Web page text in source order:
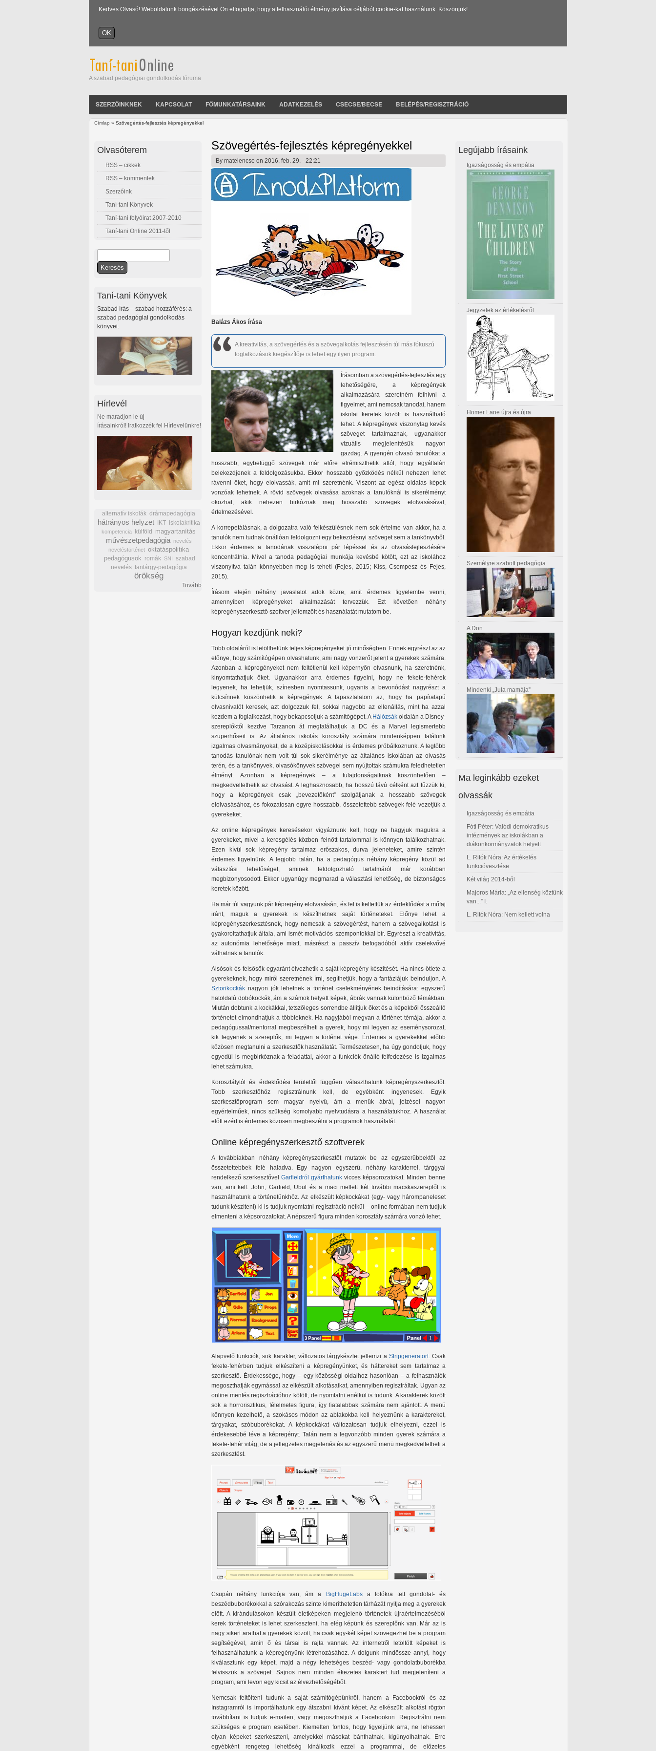
Kedves Olvasó! Weboldalunk böngészésével Ön elfogadja, hogy a felhasználói élmény javítása céljából cookie-kat használunk. Köszönjük!
A szabad pedagógiai gondolkodás fóruma
SZERZŐINKNEK KAPCSOLAT FŐMUNKATÁRSAINK ADATKEZELÉS CSECSE/BECSE BELÉPÉS/REGISZTRÁCIÓ
Címlap » Szövegértés-fejlesztés képregényekkel
Szövegértés-fejlesztés képregényekkel
By matelencse on 2016. feb. 29. - 22:21
Balázs Ákos írása
A kreativitás, a szövegértés és a szövegalkotás fejlesztésén túl más fókuszú
foglalkozások kiegészítője is lehet egy ilyen program.
Írásomban a szövegértés-fejlesztés egy
lehetőségére, a képregények
alkalmazására szeretném felhívni a
figyelmet, ami nemcsak tanodai, hanem
iskolai keretek között is használható
lehet. A képregények viszonylag kevés
szöveget tartalmaznak, ugyanakkor
vizuális megjelenítésük nagyon
gazdag. A gyengén olvasó tanulókat a
hosszabb, egybefüggő szövegek már előre elrémiszthetik attól, hogy egyáltalán
belekezdjenek a feldolgozásukba. Ekkor hosszabb győzködés nélkül nehezen lehet
rávenni őket, hogy elolvassák, amit mi szeretnénk. Viszont az egész oldalas képek
vonzóak lehetnek. A rövid szövegek olvasása azoknak a tanulóknál is sikerélményt
okozhat, akik nehezen birkóznak meg hosszabb szövegek elolvasásával,
értelmezésével.
A korrepetálásnak, a dolgozatra való felkészülésnek nem sok értelme van akkor, ha a
tanulók nem tudnak önállóan feldolgozni egy bekezdésnyi szöveget sem a tankönyvből.
Ekkor érdemes a tanodának visszalépni pár lépéssel és az olvasásfejlesztésére
koncentrálnia. Mivel a tanoda pedagógiai munkája kevésbé kötött, ezt az iskolához
viszonyítva talán könnyebben meg is teheti (Fejes, 2015; Kiss, Csempesz és Fejes,
2015).
Írásom elején néhány javaslatot adok közre, amit érdemes figyelembe venni,
amennyiben képregényeket alkalmazását tervezzük. Ezt követően néhány
képregényszerkesztő szoftver jellemzőit és használatát mutatom be.
Hogyan kezdjünk neki?
Több oldaláról is letölthetünk teljes képregényeket jó minőségben. Ennek egyrészt az az
előnye, hogy számítógépen olvashatunk, ami nagy vonzerőt jelent a gyerekek számára.
Azonban a képregényeket nem feltétlenül kell képernyőn olvasnunk, ha szeretnénk,
kinyomtathatjuk őket. Ugyanakkor arra érdemes figyelni, hogy ne fekete-fehérek
legyenek, ha tehetjük, színesben nyomtassunk, ugyanis a bevonódást nagyrészt a
külcsínnek köszönhetik a képregények. A tapasztalatom az, hogy ha papíralapú
olvasnivalót keresek, azt dolgozzuk fel, sokkal nagyobb az ellenállás, mint ha azzal
kezdem a foglalkozást, hogy bekapcsoljuk a számítógépet. A Hálózsák oldalán a Disney-
szereplőktől kezdve Tarzanon át megtalálhatjuk a DC és a Marvel legismertebb
szuperhőseit is. Az általános iskolás korosztály számára mindenképpen találunk
izgalmas olvasmányokat, de a középiskolásokkal is érdemes próbálkoznunk. A legtöbb
tanodás tanulónak nem volt túl sok sikerélménye az általános iskolában az olvasás
terén, és a tankönyvek, olvasókönyvek szövegei sem nyújtottak számukra feledhetetlen
élményt. Azonban a képregények – a tulajdonságaiknak köszönhetően –
megkedveltethetik az olvasást. A leghasznosabb, ha hosszú távú célként azt tűzzük ki,
hogy a képregények csak „bevezetőként” szolgáljanak a hosszabb szövegek
elolvasásához, és fokozatosan egyre hosszabb, összetettebb szövegek felé vezetjük a
gyerekeket.
Az online képregények keresésekor vigyáznunk kell, hogy ne hagyjuk magukra a
gyerekeket, mivel a keresgélés közben felnőtt tartalommal is könnyen találkozhatnak.
Ezen kívül sok képregény tartalmaz erőszakos, durva jeleneteket, amire szintén
érdemes figyelnünk. A legjobb talán, ha a pedagógus néhány képregény közül ad
választási lehetőséget, aminek feldolgozható tartalmáról már korábban
megbizonyosodott. Ekkor ugyanúgy megmarad a választási lehetőség, de biztonságos
keretek között.
Ha már túl vagyunk pár képregény elolvasásán, és fel is keltettük az érdeklődést a műfaj
iránt, maguk a gyerekek is készíthetnek saját történeteket. Előnye lehet a
képregényszerkesztésnek, hogy nemcsak a szövegértést, hanem a szövegalkotást is
gyakoroltathatjuk általa, ami ismét motivációs szempontokkal bír. Egyrészt a kreativitás,
az autonómia lehetősége miatt, másrészt a passzív befogadóból aktív cselekvővé
válhatnak a tanulók.
Alsósok és felsősök egyaránt élvezhetik a saját képregény készítését. Ha nincs ötlete a
gyerekeknek, hogy miről szeretnének írni, segíthetjük, hogy a fantáziájuk beinduljon. A
Sztorikockák nagyon jók lehetnek a történet cselekményének beindítására: egyszerű
hatoldalú dobókockák, ám a számok helyett képek, ábrák vannak különböző témákban.
Miután dobtunk a kockákkal, tetszőleges sorrendbe állítjuk őket és a képekből összeálló
történetet elmondhatjuk a többieknek. Ha nagyjából megvan a történet témája, akkor a
pedagógussal/mentorral megbeszélheti a gyerek, hogy mi legyen az eseménysorozat,
kik legyenek a szereplők, mi legyen a történet vége. Érdemes a gyerekekkel előbb
közösen megtanulni a szerkesztők használatát. Természetesen, ha úgy gondoljuk, hogy
egyedül is megbirkóznak a feladattal, akkor a funkciók önálló felfedezése is izgalmas
lehet számukra.
Korosztálytól és érdeklődési területtől függően választhatunk képregényszerkesztőt.
Több szerkesztőhöz regisztrálnunk kell, de egyébként ingyenesek. Egyik
szerkesztőprogram sem magyar nyelvű, ám a menük ábrái, jelzései nagyon
egyértelműek, nincs szükség komolyabb nyelvtudásra a használatukhoz. A használat
előtt ezért is érdemes közösen megbeszélni a programok használatát.
Online képregényszerkesztő szoftverek
A továbbiakban néhány képregényszerkesztőt mutatok be az egyszerűbbektől az
összetettebbek felé haladva. Egy nagyon egyszerű, néhány karakterrel, tárggyal
rendelkező szerkesztővel Garfieldról gyárthatunk vicces képsorozatokat. Minden benne
van, ami kell: John, Garfield, Ubul és a maci mellett két további macskaszereplőt is
használhatunk a történetünkhöz. Az elkészült képkockákat (egy- vagy hárompaneleset
tudunk készíteni) ki is tudjuk nyomtatni regisztráció nélkül– online formában nem tudjuk
elmenteni a képsorozatokat. A népszerű figura minden korosztály számára vonzó lehet.
Alapvető funkciók, sok karakter, változatos tárgykészlet jellemzi a Stripgeneratort. Csak
fekete-fehérben tudjuk elkészíteni a képregényünket, és háttereket sem tartalmaz a
szerkesztő. Érdekessége, hogy – egy közösségi oldalhoz hasonlóan – a felhasználók
megoszthatják egymással az elkészült alkotásaikat, amennyiben regisztráltak. Ugyan az
online mentés regisztrációhoz kötött, de nyomtatni enélkül is tudunk. A karakterek között
sok a horrorisztikus, félelmetes figura, így fiatalabbak számára nem ajánlott. A menü
könnyen kezelhető, a szokásos módon az ablakokba kell helyeznünk a karaktereket,
tárgyakat, szóbuborékokat. A képkockákat változatosan tudjuk elhelyezni, ezzel is
érdekesebbé téve a képregényt. Talán nem a legvonzóbb minden gyerek számára a
fekete-fehér világ, de a jellegzetes megjelenés és az egyszerű menü megkedveltetheti a
szerkesztést.
Csupán néhány funkciója van, ám a BigHugeLabsa fotókra tett gondolat- és
beszédbuborékokkal a szórakozás szinte kimeríthetetlen tárházát nyitja meg a gyerekek
előtt. A kirándulásokon készült életképeken megjelenő történetek újraértelmezéséből
kerek történeteket is lehet szerkeszteni, ha elég képünk és szereplőnk van. Már az is
nagy sikert arathat a gyerekek között, ha csak egy-két képet szövegezhet be a program
segítségével, amin ő és társai is rajta vannak. Az internetről letöltött képeket is
felhasználhatunk a képregényünk létrehozásához. A dolgunk mindössze annyi, hogy
kiválasztunk egy képet, majd a négy lehetséges beszéd- vagy gondolatbuborékba
felvisszük a szöveget. Sajnos nem minden ékezetes karaktert tud megjeleníteni a
program, ami levon egy kicsit az élvezhetőségéből.
Nemcsak feltölteni tudunk a saját számítógépünkről, hanem a Facebookról és az
Instagramról is importálhatunk egy átszabni kívánt képet. Az elkészült alkotást rögtön
továbbítani is tudjuk e-mailen, vagy megoszthatjuk a Facebookon. Regisztrálni nem
szükséges e program esetében. Kiemelten fontos, hogy figyeljünk arra, ne lehessen
olyan képeket szerkeszteni, amelyekkel másokat bánthatnak, kigúnyolhatnak. Erre
egyébként rengeteg lehetőség kínálkozik ezzel a programmal, de előzetes
Olvasóterem
RSS – cikkek
RSS – kommentek
Szerzőink
Taní-tani Könyvek
Taní-tani folyóirat 2007-2010
Taní-tani Online 2011-től
Keresés űrlap
Taní-tani Könyvek
Szabad írás – szabad hozzáférés: a
szabad pedagógiai gondolkodás
könyvei.
Hírlevél
Ne maradjon le új
írásainkról! Iratkozzék fel Hírlevelünkre!
alternatív iskolák drámapedagógia
hátrányos helyzet IKT iskolakritika
kompetencia külföld magyartanítás
művészetpedagógia
nevelés
neveléstörténet oktatáspolitika
pedagógusok romák SNI szabad
nevelés tantárgy-pedagógia
örökség
Tovább
Legújabb írásaink
Igazságosság és empátia
Jegyzetek az értékelésről
Homer Lane újra és újra
Személyre szabott pedagógia
A Don
Mindenki „Jula mamája”
Ma leginkább ezeket
olvassák
Igazságosság és empátia
Fóti Péter: Valódi demokratikus
intézmények az iskolákban a
diákönkormányzatok helyett
L. Ritók Nóra: Az értékelés
funkcióvesztése
Két világ 2014-ből
Majoros Mária: „Az ellenség köztünk
van...” I.
L. Ritók Nóra: Nem kellett volna